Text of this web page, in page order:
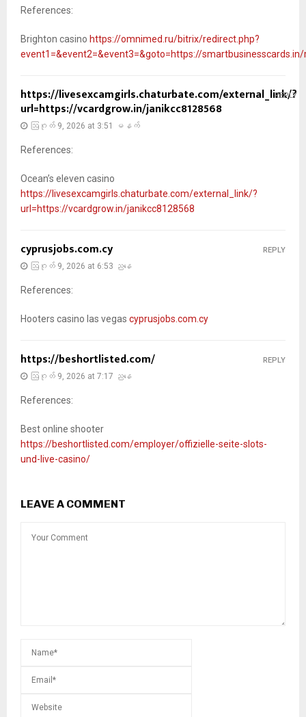
References:
Brighton casino https://omnimed.ru/bitrix/redirect.php?
event1=&event2=&event3=&goto=https://
https://livesexcamgirls.chaturbate.com/external_link/?
url=https://vcardgrow.in/janikcc8128568
ဩဂုတ် 9, 2026 at 3:51 မနက်
References:
Ocean’s eleven casino
https://livesexcamgirls.chaturbate.com/external_link/?
url=https://vcardgrow.in/janikcc8128568
REPLY
cyprusjobs.com.cy
ဩဂုတ် 9, 2026 at 6:53 ညနေ
References:
Hooters casino las vegas cyprusjobs.com.cy
REPLY
https://beshortlisted.com/
ဩဂုတ် 9, 2026 at 7:17 ညနေ
References:
Best online shooter
https://beshortlisted.com/employer/offizielle-seite-slots-
und-live-casino/
REPLY
LEAVE A COMMENT